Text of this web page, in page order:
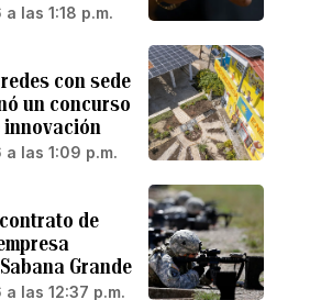
las 1:18 p.m.
con sede
un concurso
innovación
las 1:09 p.m.
de
Grande
las 12:37 p.m.